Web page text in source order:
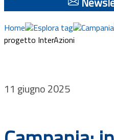
Eventi
Progetti
Home Esplora tag Campania
progetto InterAzioni
11 giugno 2025